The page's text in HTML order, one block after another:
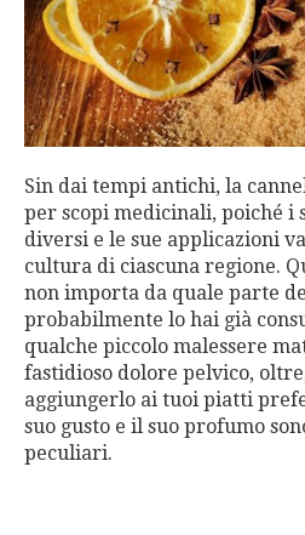
Sin dai tempi antichi, la
per scopi medicinali, poiché i
diversi e le sue applicazioni
cultura di ciascuna regione.
non importa da quale parte
probabilmente lo hai già
qualche piccolo malessere
fastidioso dolore pelvico,
aggiungerlo ai tuoi piatti
suo gusto e il suo profumo
peculiari.